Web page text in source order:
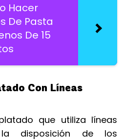
Hacer
De Pasta
De 15
Con Líneas
que utiliza líneas
disposición de los